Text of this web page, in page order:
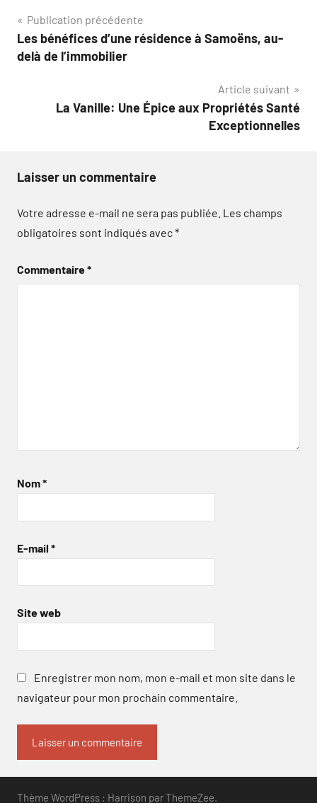
Navigation
de
Publication précédente
Les bénéfices d’une résidence à Samoëns, au-
delà de l’immobilier
Article suivant
La Vanille: Une Épice aux Propriétés Santé
Exceptionnelles
Laisser un commentaire
Votre adresse e-mail ne sera pas publiée. Les champs
obligatoires sont indiqués avec*
Commentaire*
Nom*
E-mail *
Site web
Enregistrer mon nom, mon e-mail et mon site dans le
navigateur pour mon prochain commentaire.
Thème WordPress : Harrison par ThemeZee.